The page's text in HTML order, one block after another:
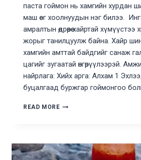
паста гоймон нь хамгийн хурдан
маш өег хоолнуудын нэг билээ.
амралтын өдрөөрөө хайртай хүмүүстээ
жорыг танилцуулж байна. Хайр
хамгийн амттай байдгийг санаж
цагийг зугаатай өнгөрүүлээрэй.
найрлага: Хийх арга: Алхам 1
буцалгаад буржгар гоймонгоо
READ MOREМАХГҮЙ